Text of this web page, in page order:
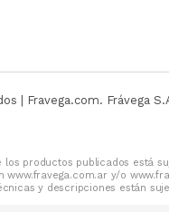
| Fravega.com. Frávega
productos publicados está
y/o
y descripciones están